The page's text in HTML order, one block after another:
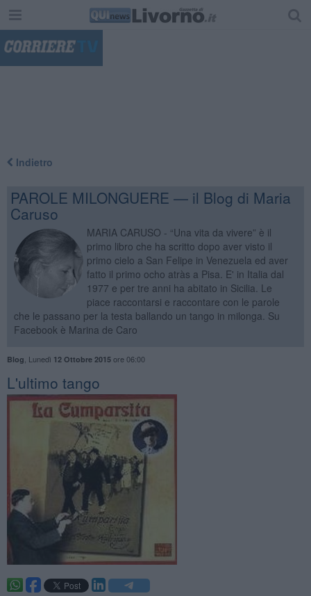
Indietro
PAROLE MILONGUERE — il Blog di Maria
Caruso
MARIA CARUSO - “Una vita da vivere” è il
primo libro che ha scritto dopo aver visto il
primo cielo a San Felipe in Venezuela ed aver
fatto il primo ocho atràs a Pisa. E' in Italia dal
1977 e per tre anni ha abitato in Sicilia. Le
piace raccontarsi e raccontare con le parole
che le passano per la testa ballando un tango in milonga. Su
Facebook è Marina de Caro
Blog Lunedì 12 Ottobre 2015ore 06:00
L'ultimo tango